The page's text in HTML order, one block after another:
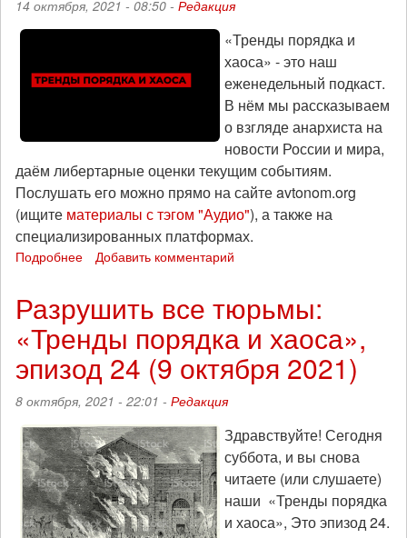
14 октября, 2021 - 08:50 - Редакция
«Тренды порядка и
хаоса» - это наш
еженедельный подкаст.
В нём мы рассказываем
о взгляде анархиста на
новости России и мира,
даём либертарные оценки текущим событиям.
Послушать его можно прямо на сайте avtonom.org
(ищите материалы с тэгом "Аудио"), а также на
специализированных платформах.
Подробнее
и
доступны
на
новых
платформах
Добавить комментарий
Разрушить все тюрьмы:
«Тренды порядка и хаоса»,
эпизод 24 (9 октября 2021)
8 октября, 2021 - 22:01 - Редакция
Здравствуйте! Сегодня
суббота, и вы снова
читаете (или слушаете)
наши «Тренды порядка
и хаоса», Это эпизод 24.